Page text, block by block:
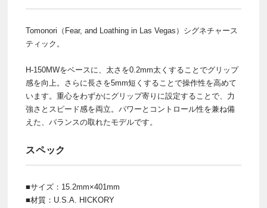
Tomonori（Fear, and Loathing in Las Vegas）シグネチャース
ティック。
H-150MWをベースに、太さを0.2mm太くすることでグリップ
感を向上。さらに長さを5mm短くすることで操作性を高めて
います。重心をわずかにグリップ寄りに設定することで、力
強さとスピード感を両立。パワーとコントロール性を兼ね備
えた、バランスの取れたモデルです。
スペック
■サイズ：15.2mm×401mm
■材質：U.S.A. HICKORY